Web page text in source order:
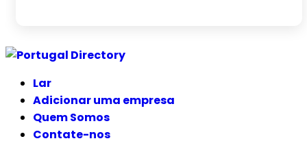
Ir
conteúdo
Lar
Adicionar uma empresa
Quem Somos
Contate-nos